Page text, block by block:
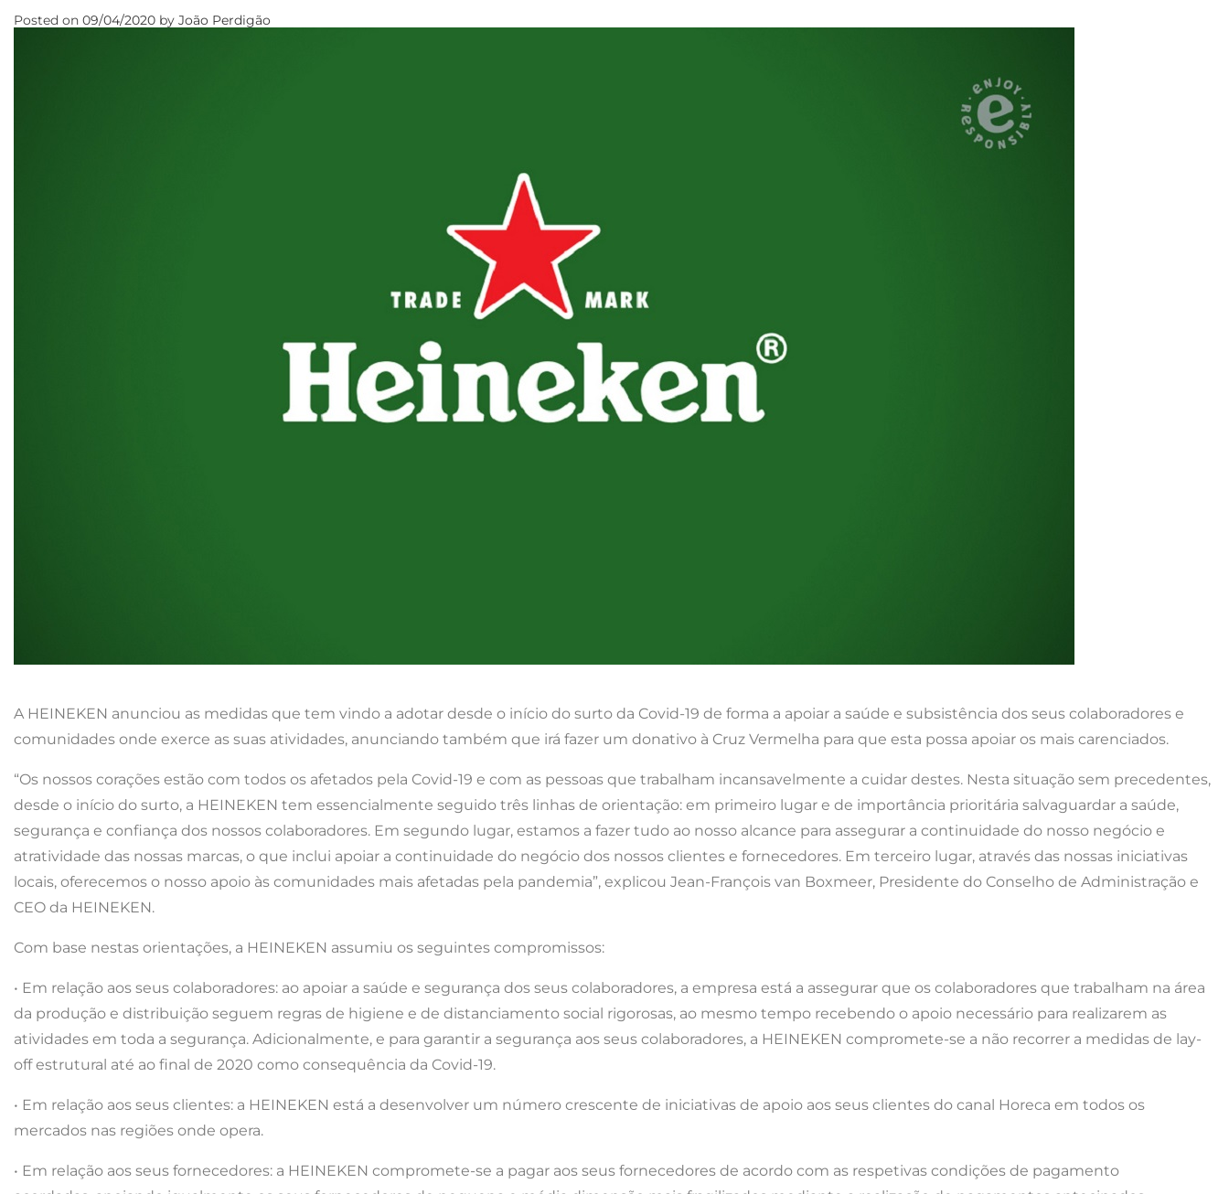
Posted on 09/04/2020 by João Perdigão
A HEINEKEN anunciou as medidas que tem vindo a adotar desde o início do surto da Covid-19 de forma a apoiar a saúde e subsistência dos seus colaboradores e
comunidades onde exerce as suas atividades, anunciando também que irá fazer um donativo à Cruz Vermelha para que esta possa apoiar os mais carenciados.
“Os nossos corações estão com todos os afetados pela Covid-19 e com as pessoas que trabalham incansavelmente a cuidar destes. Nesta situação sem precedentes,
desde o início do surto, a HEINEKEN tem essencialmente seguido três linhas de orientação: em primeiro lugar e de importância prioritária salvaguardar a saúde,
segurança e confiança dos nossos colaboradores. Em segundo lugar, estamos a fazer tudo ao nosso alcance para assegurar a continuidade do nosso negócio e
atratividade das nossas marcas, o que inclui apoiar a continuidade do negócio dos nossos clientes e fornecedores. Em terceiro lugar, através das nossas iniciativas
locais, oferecemos o nosso apoio às comunidades mais afetadas pela pandemia”, explicou Jean-François van Boxmeer, Presidente do Conselho de Administração e
CEO da HEINEKEN.
Com base nestas orientações, a HEINEKEN assumiu os seguintes compromissos:
• Em relação aos seus colaboradores: ao apoiar a saúde e segurança dos seus colaboradores, a empresa está a assegurar que os colaboradores que trabalham na área
da produção e distribuição seguem regras de higiene e de distanciamento social rigorosas, ao mesmo tempo recebendo o apoio necessário para realizarem as
atividades em toda a segurança. Adicionalmente, e para garantir a segurança aos seus colaboradores, a HEINEKEN compromete-se a não recorrer a medidas de lay-
off estrutural até ao final de 2020 como consequência da Covid-19.
• Em relação aos seus clientes: a HEINEKEN está a desenvolver um número crescente de iniciativas de apoio aos seus clientes do canal Horeca em todos os
mercados nas regiões onde opera.
• Em relação aos seus fornecedores: a HEINEKEN compromete-se a pagar aos seus fornecedores de acordo com as respetivas condições de pagamento